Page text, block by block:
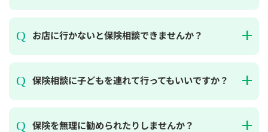
お店に行かないと保険相談できませんか？
保険相談に子どもを連れて行ってもいいですか？
保険を無理に勧められたりしませんか？